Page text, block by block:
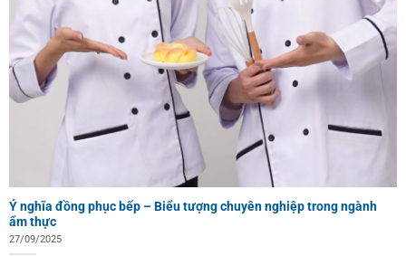
Ý nghĩa đồng phục bếp – Biểu tượng chuyên nghiệp trong ngành
ẩm thực
27/09/2025